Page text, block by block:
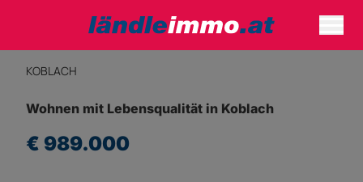
KOBLACH
Wohnen mit Lebensqualität in Koblach
€ 989.000